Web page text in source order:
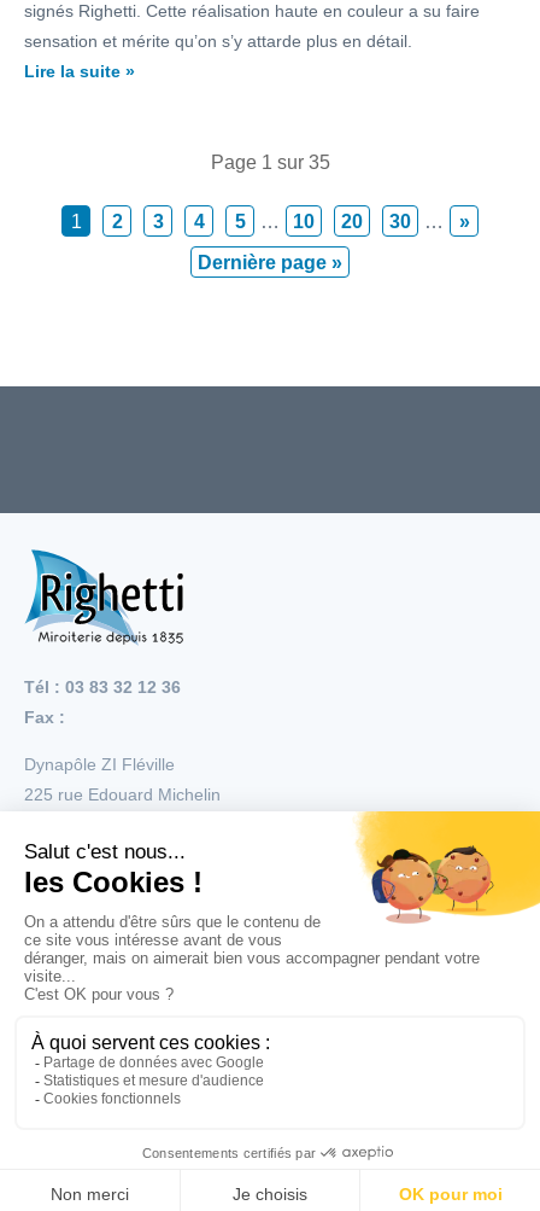
signés Righetti. Cette réalisation haute en couleur a su faire
sensation et mérite qu’on s’y attarde plus en détail.
Lire la suite »
Page 1 sur 35
1 2 3 4 5 … 10 20 30 …
»
Dernière page »
Tél : 03 83 32 12 36
Fax :
Dynapôle ZI Fléville
225 rue Edouard Michelin
Menu
Nos réalisations
Nos produits
Nos services
Copyright © 2026 Tous droits réservés Righetti
Mentions légales